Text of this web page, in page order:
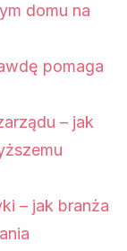
domu na
pomaga
– jak
– jak branża